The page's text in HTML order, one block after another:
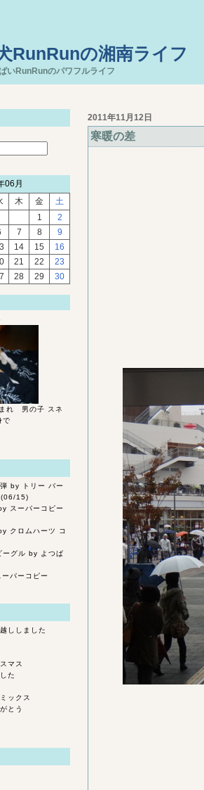
RunRunの湘南ライフ
いRunRunのパワフルライフ
06月
木 金
土
1
2
7 8
9
14 15
16
21 22
23
28 29 30
れ 男の子 スネ
で
by トリー バー
(06/15)
スーパーコピー
クロムハーツ コ
ーグル by よつば
パーコピー
ししました
マス
た
ックス
とう
2011年11月12日
寒暖の差